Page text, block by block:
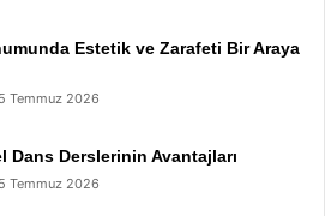
Estetik ve Zarafeti Bir Araya
Temmuz 2026
Dans Derslerinin Avantajları
Temmuz 2026